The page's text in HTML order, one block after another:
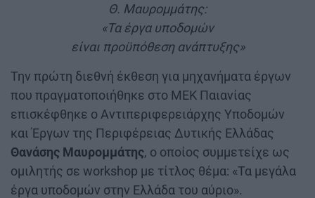
Θ. Μαυρομμάτης:
«Τα έργα υποδομών
είναι προϋπόθεση ανάπτυξης»
Την πρώτη διεθνή έκθεση για μηχανήματα έργων
που πραγματοποιήθηκε στο ΜΕΚ Παιανίας
επισκέφθηκε ο Αντιπεριφερειάρχης Υποδομών
και Έργων της Περιφέρειας Δυτικής Ελλάδας
Θανάσης Μαυρομμάτης, ο οποίος συμμετείχε ως
ομιλητής σε workshop με τίτλος θέμα: «Τα μεγάλα
έργα υποδομών στην Ελλάδα του αύριο».